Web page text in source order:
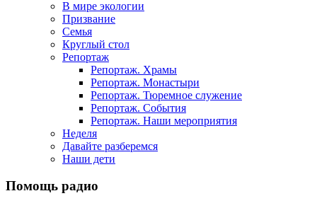
В мире экологии
Призвание
Семья
Круглый стол
Репортаж
Репортаж. Храмы
Репортаж. Монастыри
Репортаж. Тюремное служение
Репортаж. События
Репортаж. Наши мероприятия
Неделя
Давайте разберемся
Наши дети
Помощь радио